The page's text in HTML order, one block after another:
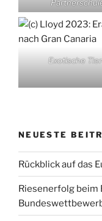
Exotische
NEUESTE
Rückblick auf das
Riesenerfolg beim